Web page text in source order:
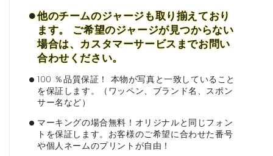
•他のチームのジャージも取り揃えており
ます。 ご希望のジャージが見つからない
場合は、カスタマーサービスまでお問い
合わせください。
• 100 ％品質保証！ 本物が写真と一致していること
を保証します。（ワッペン、ブランド名、スポン
サー名など）
• マーキングの場合無料！オリジナルと同じフォン
トを保証します。お客様のご希望に合わせた番号
や個人ネームのプリントが自由！